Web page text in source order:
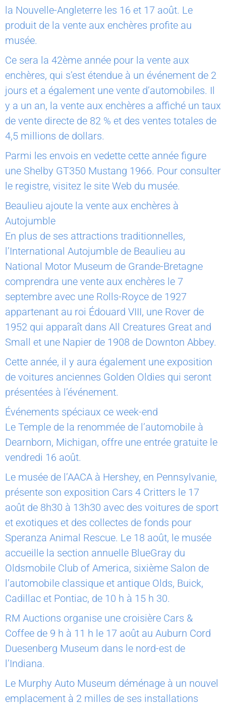
la Nouvelle-Angleterre les 16 et 17 août. Le
produit de la vente aux enchères profite au
musée.
Ce sera la 42ème année pour la vente aux
enchères, qui s’est étendue à un événement de 2
jours et a également une vente d’automobiles. Il
y a un an, la vente aux enchères a affiché un taux
de vente directe de 82 % et des ventes totales de
4,5 millions de dollars.
Parmi les envois en vedette cette année figure
une Shelby GT350 Mustang 1966. Pour consulter
le registre, visitez le site Web du musée.
Beaulieu ajoute la vente aux enchères à
Autojumble
En plus de ses attractions traditionnelles,
l’International Autojumble de Beaulieu au
National Motor Museum de Grande-Bretagne
comprendra une vente aux enchères le 7
septembre avec une Rolls-Royce de 1927
appartenant au roi Édouard VIII, une Rover de
1952 qui apparaît dans All Creatures Great and
Small et une Napier de 1908 de Downton Abbey.
Cette année, il y aura également une exposition
de voitures anciennes Golden Oldies qui seront
présentées à l’événement.
Événements spéciaux ce week-end
Le Temple de la renommée de l’automobile à
Dearnborn, Michigan, offre une entrée gratuite le
vendredi 16 août.
Le musée de l’AACA à Hershey, en Pennsylvanie,
présente son exposition Cars 4 Critters le 17
août de 8h30 à 13h30 avec des voitures de sport
et exotiques et des collectes de fonds pour
Speranza Animal Rescue. Le 18 août, le musée
accueille la section annuelle BlueGray du
Oldsmobile Club of America, sixième Salon de
l’automobile classique et antique Olds, Buick,
Cadillac et Pontiac, de 10 h à 15 h 30.
RM Auctions organise une croisière Cars &
Coffee de 9 h à 11 h le 17 août au Auburn Cord
Duesenberg Museum dans le nord-est de
l’Indiana.
Le Murphy Auto Museum déménage à un nouvel
emplacement à 2 milles de ses installations